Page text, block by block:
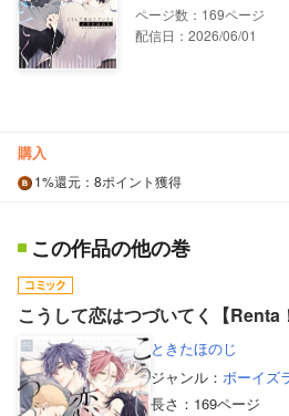
169
配信日：2026/06/01
購入
1%還元 ：8ポイント獲得
この作品の他の巻
こうして恋はつづいてく【Renta
ときたほのじ
ジャンル： ボーイズ
長さ： 169ページ